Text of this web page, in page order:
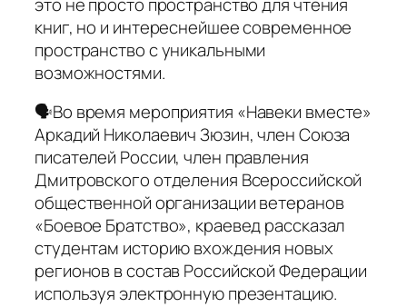
книг, но и интереснейшее современное
пространство с уникальными
возможностями.
🗣Во время мероприятия «Навеки вместе»
Аркадий Николаевич Зюзин, член Союза
писателей России, член правления
Дмитровского отделения Всероссийской
общественной организации ветеранов
«Боевое Братство», краевед рассказал
студентам историю вхождения новых
регионов в состав Российской Федерации
используя электронную презентацию.